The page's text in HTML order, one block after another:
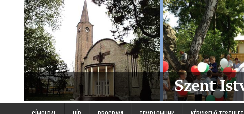
content
Debreceni Szent István Plébánia